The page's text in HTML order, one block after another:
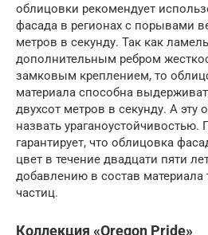
облицовки рекомендует
фасада в регионах с порывами
метров в секунду. Так как
дополнительным ребром
замковым креплением, то
материала способна
двухсот метров в секунду. А
назвать ураганоустойчивостью.
гарантирует, что облицовка
цвет в течение двадцати пяти
добавлению в состав
частиц.
Коллекция «Oregon Pride»